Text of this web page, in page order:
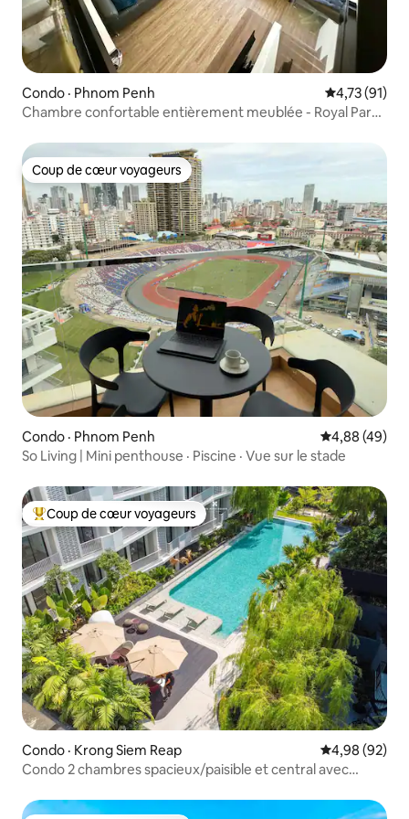
Condo · Phnom Penh Note
4,73 (91)
Chambre confortable entièrement meublée - Royal Park
Coup de cœur voyageurs
Coup de cœur voyageurs
Condo · Phnom Penh Note
4,88 (49)
So Living | Mini penthouse · Piscine · Vue sur le stade
Coup de cœur voyageurs parmi les plus aimés
Coup de cœur voyageurs
Condo · Krong Siem Reap Note
4,98 (92)
Condo 2 chambres spacieux/paisible et central avec